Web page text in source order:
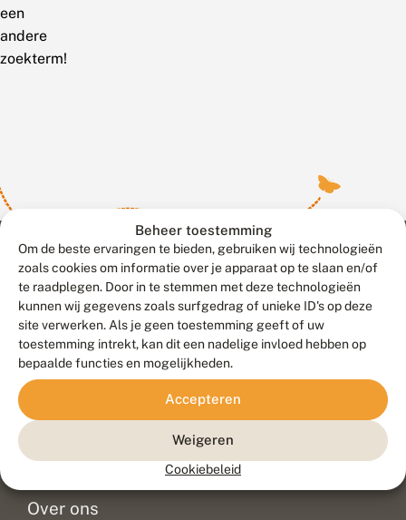
Beheer toestemming
Om de beste ervaringen te bieden, gebruiken wij technologieën
zoals cookies om informatie over je apparaat op te slaan en/of
te raadplegen. Door in te stemmen met deze technologieën
kunnen wij gegevens zoals surfgedrag of unieke ID's op deze
site verwerken. Als je geen toestemming geeft of uw
toestemming intrekt, kan dit een nadelige invloed hebben op
bepaalde functies en mogelijkheden.
Accepteren
Weigeren
Cookiebeleid
een
andere
zoekterm!
Contact
Veelgestelde vragen
Doneer
Over ons
Meld waarnemingen© 2026 Vlinderstichting
Duurzaam ontwikkeld door
Go2People
, ontworpen door
Blue Field Agency
Privacy
Disclaimer
Sitemap